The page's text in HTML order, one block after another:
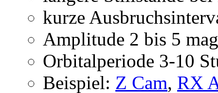
kurze
Amplitude 2 bis 5 mag
Orbitalperiode 3-10
Beispiel: Z Cam, RX